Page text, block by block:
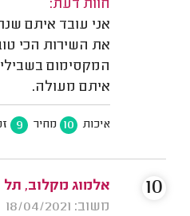
חוות דעת:
אני עובד איתם
את השירות הכי
המקסימום
איתם מעולה.
איכות 10 מחיר 9
אלמוג מקלוב, תל
משוב: 18/04/2021
10